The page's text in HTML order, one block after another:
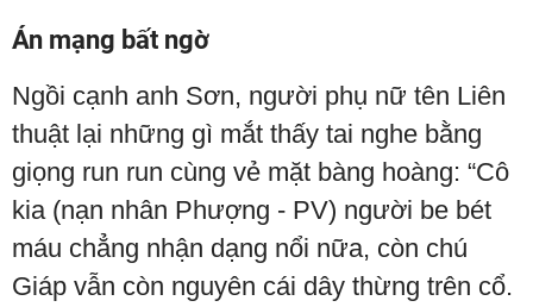
Án mạng bất ngờ
Ngồi cạnh anh Sơn, người phụ nữ tên Liên
thuật lại những gì mắt thấy tai nghe bằng
giọng run run cùng vẻ mặt bàng hoàng: “Cô
kia (nạn nhân Phượng - PV) người be bét
máu chẳng nhận dạng nổi nữa, còn chú
Giáp vẫn còn nguyên cái dây thừng trên cổ.